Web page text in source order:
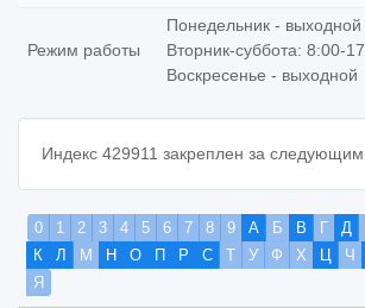
Режим работы
Понедельник - выходной
Вторник-суббота: 8:00-
Воскресенье - выходной
Индекс 429911 закреплен за
0 1 2 3 4 5 6 7 8 9 А Б В Г Д
К
Л М Н О П Р С Т У Ф Х Ц Ч
Я